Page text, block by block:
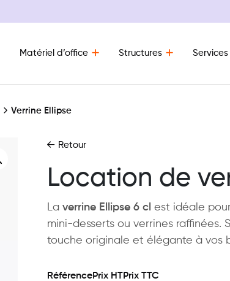
Matériel d’office Structures Services
Verrine Ellipse
Retour
Location de
Laverrine Ellipse 6 cl est idéale
mini-desserts ou verrines
touche originale et élégante à vos
RéférencePrix HTPrix TTC